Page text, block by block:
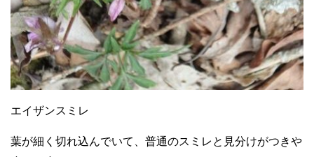
エイザンスミレ
葉が細く切れ込んでいて、普通のスミレと見分けがつきや